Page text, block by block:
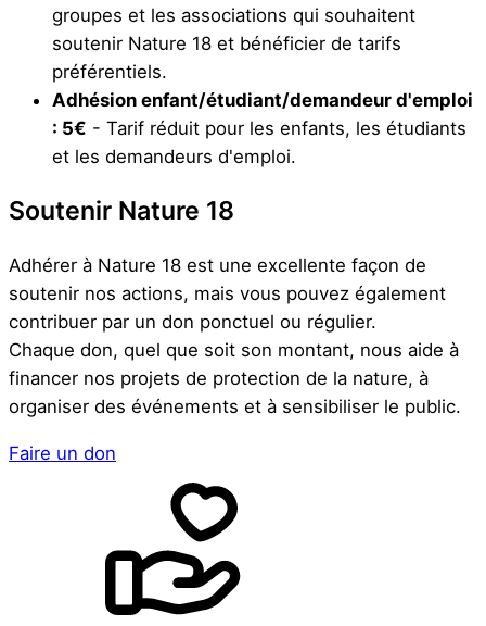
groupes et les associations qui souhaitent
soutenir Nature 18 et bénéficier de tarifs
préférentiels.
Adhésion enfant/étudiant/demandeur d'emploi
: 5€ - Tarif réduit pour les enfants, les étudiants
et les demandeurs d'emploi.
Soutenir Nature 18
Adhérer à Nature 18 est une excellente façon de
soutenir nos actions, mais vous pouvez également
contribuer par un don ponctuel ou régulier.
Chaque don, quel que soit son montant, nous aide à
financer nos projets de protection de la nature, à
organiser des événements et à sensibiliser le public.
Faire un don